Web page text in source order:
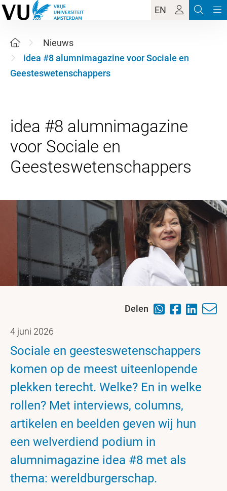
EN
Nieuws
idea #8 alumnimagazine voor Sociale en
Geesteswetenschappers
idea #8 alumnimagazine
voor Sociale en
Delen
4 juni 2026
Sociale en geesteswetenschappers
komen op de meest uiteenlopende
plekken terecht. Welke? En in welke
rollen? Met interviews, columns,
artikelen en beelden geven wij hun
een welverdiend podium in
alumnimagazine idea #8 met als
thema: wereldburgerschap.